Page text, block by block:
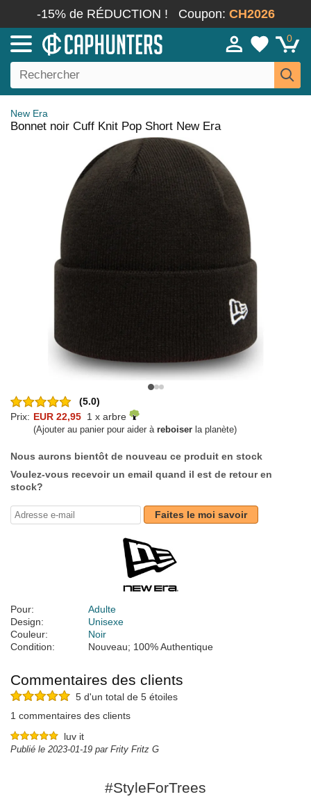
-15% de RÉDUCTION ! Coupon: CH2026
0
New Era
Bonnet noir Cuff Knit Pop Short New Era
(5.0)
Prix: EUR 22,95 1 x arbre
(Ajouter au panier pour aider à reboiser la planète)
Nous aurons bientôt de nouveau ce produit en stock
Voulez-vous recevoir un email quand il est de retour en
stock?
Faites le moi savoir
Pour:
Adulte
Design:
Unisexe
Couleur:
Noir
Condition:
Nouveau; 100% Authentique
Commentaires des clients
5 d'un total de 5 étoiles
1 commentaires des clients
luv it
Publié le 2023-01-19 par Frity Fritz G
#StyleForTrees